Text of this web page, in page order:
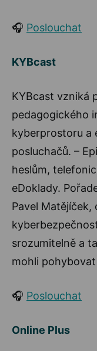
🎧 Poslouchat
KYBcast
KYBcast vzniká
pedagogického
kyberprostoru a
posluchačů. –
heslům,
eDoklady.
Pavel
srozumitelně a
mohli
🎧 Poslouchat
Online Plus